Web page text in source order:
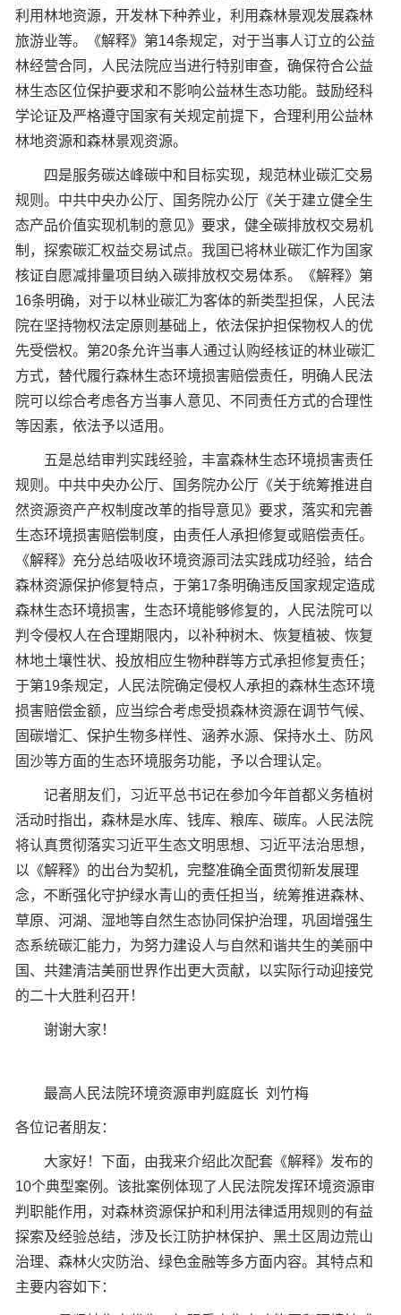
利用林地资源，开发林下种养业，利用森林景观发展森林
旅游业等。《解释》第14条规定，对于当事人订立的公益
林经营合同，人民法院应当进行特别审查，确保符合公益
林生态区位保护要求和不影响公益林生态功能。鼓励经科
学论证及严格遵守国家有关规定前提下，合理利用公益林
林地资源和森林景观资源。
四是服务碳达峰碳中和目标实现，规范林业碳汇交易
规则。中共中央办公厅、国务院办公厅《关于建立健全生
态产品价值实现机制的意见》要求，健全碳排放权交易机
制，探索碳汇权益交易试点。我国已将林业碳汇作为国家
核证自愿减排量项目纳入碳排放权交易体系。《解释》第
16条明确，对于以林业碳汇为客体的新类型担保，人民法
院在坚持物权法定原则基础上，依法保护担保物权人的优
先受偿权。第20条允许当事人通过认购经核证的林业碳汇
方式，替代履行森林生态环境损害赔偿责任，明确人民法
院可以综合考虑各方当事人意见、不同责任方式的合理性
等因素，依法予以适用。
五是总结审判实践经验，丰富森林生态环境损害责任
规则。中共中央办公厅、国务院办公厅《关于统筹推进自
然资源资产产权制度改革的指导意见》要求，落实和完善
生态环境损害赔偿制度，由责任人承担修复或赔偿责任。
《解释》充分总结吸收环境资源司法实践成功经验，结合
森林资源保护修复特点，于第17条明确违反国家规定造成
森林生态环境损害，生态环境能够修复的，人民法院可以
判令侵权人在合理期限内，以补种树木、恢复植被、恢复
林地土壤性状、投放相应生物种群等方式承担修复责任；
于第19条规定，人民法院确定侵权人承担的森林生态环境
损害赔偿金额，应当综合考虑受损森林资源在调节气候、
固碳增汇、保护生物多样性、涵养水源、保持水土、防风
固沙等方面的生态环境服务功能，予以合理认定。
记者朋友们，习近平总书记在参加今年首都义务植树
活动时指出，森林是水库、钱库、粮库、碳库。人民法院
将认真贯彻落实习近平生态文明思想、习近平法治思想，
以《解释》的出台为契机，完整准确全面贯彻新发展理
念，不断强化守护绿水青山的责任担当，统筹推进森林、
草原、河湖、湿地等自然生态协同保护治理，巩固增强生
态系统碳汇能力，为努力建设人与自然和谐共生的美丽中
国、共建清洁美丽世界作出更大贡献，以实际行动迎接党
的二十大胜利召开！
谢谢大家！
最高人民法院环境资源审判庭庭长 刘竹梅
各位记者朋友：
大家好！下面，由我来介绍此次配套《解释》发布的
10个典型案例。该批案例体现了人民法院发挥环境资源审
判职能作用，对森林资源保护和利用法律适用规则的有益
探索及经验总结，涉及长江防护林保护、黑土区周边荒山
治理、森林火灾防治、绿色金融等多方面内容。其特点和
主要内容如下：